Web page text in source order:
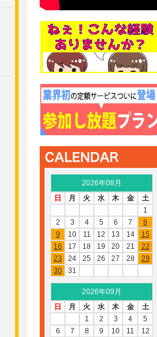
2026年08月
日
月 火 水 木 金
土
1
2
3 4 5 6 7
8
9
10 11 12 13 14
15
16
17 18 19 20 21
22
23
24 25 26 27 28
29
30
31
2026年09月
日
月 火 水 木 金
土
1
2 3 4
5
6
7 8 9 10 11
12